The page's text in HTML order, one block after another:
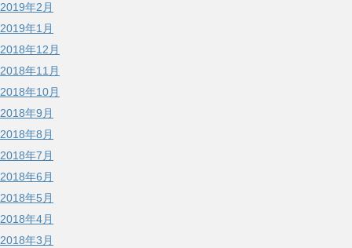
2019年2月
2019年1月
2018年12月
2018年11月
2018年10月
2018年9月
2018年8月
2018年7月
2018年6月
2018年5月
2018年4月
2018年3月